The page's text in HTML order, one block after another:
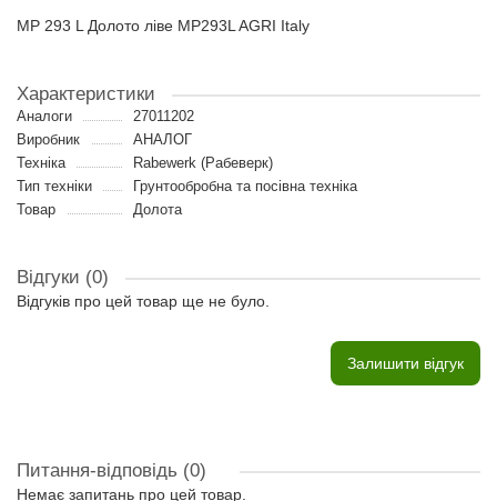
MP 293 L Долото ліве MP293L AGRI Italy
Характеристики
Аналоги
27011202
Виробник
АНАЛОГ
Техніка
Rabewerk (Рабеверк)
Тип техніки
Грунтообробна та посівна техніка
Товар
Долота
Відгуки (0)
Відгуків про цей товар ще не було.
Залишити відгук
Питання-відповідь (0)
Немає запитань про цей товар.